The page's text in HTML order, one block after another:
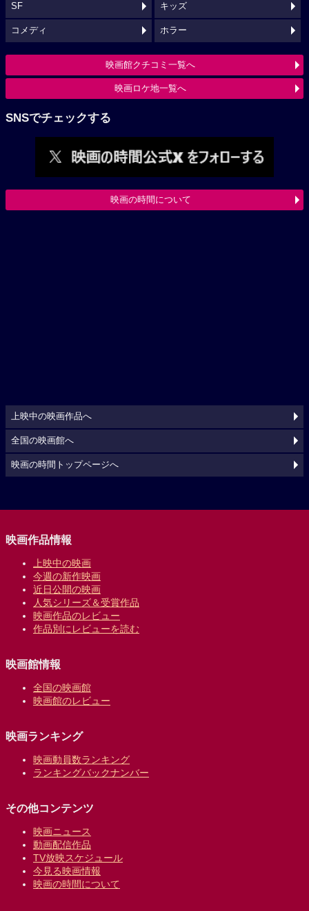
SF キッズ
コメディ ホラー
映画館クチコミ一覧へ
映画ロケ地一覧へ
SNSでチェックする
映画の時間について
上映中の映画作品へ
全国の映画館へ
映画の時間トップページへ
映画作品情報
上映中の映画
今週の新作映画
近日公開の映画
人気シリーズ＆受賞作品
映画作品のレビュー
作品別にレビューを読む
映画館情報
全国の映画館
映画館のレビュー
映画ランキング
映画動員数ランキング
ランキングバックナンバー
その他コンテンツ
映画ニュース
動画配信作品
TV放映スケジュール
今見る映画情報
映画の時間について